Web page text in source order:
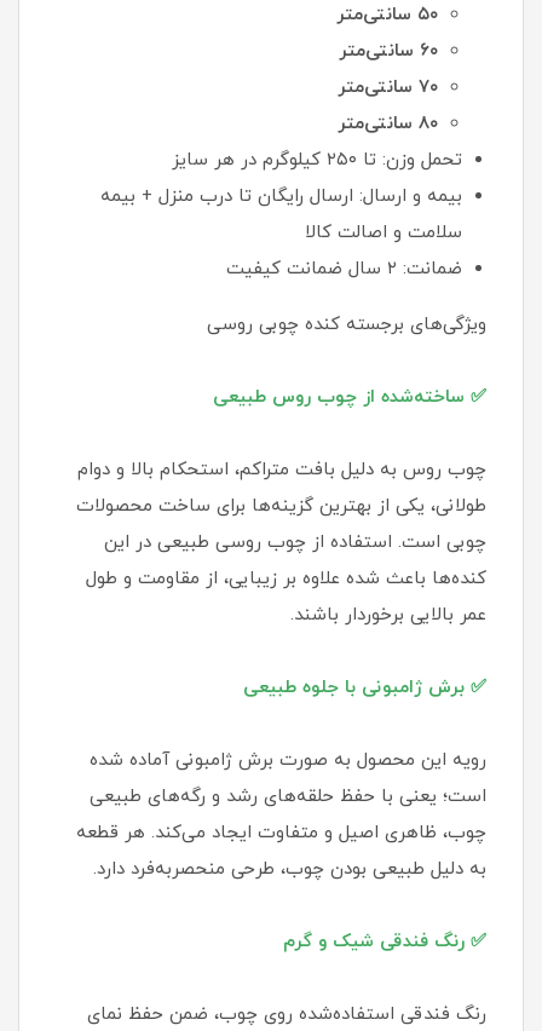
۵۰ سانتی‌متر
۶۰ سانتی‌متر
۷۰ سانتی‌متر
۸۰ سانتی‌متر
تحمل وزن: تا ۲۵۰ کیلوگرم در هر سایز
بیمه و ارسال: ارسال رایگان تا درب منزل + بیمه
سلامت و اصالت کالا
ضمانت: ۲ سال ضمانت کیفیت
ویژگی‌های برجسته کنده چوبی روسی
✅ ساخته‌شده از چوب روس طبیعی
چوب روس به دلیل بافت متراکم، استحکام بالا و دوام
طولانی، یکی از بهترین گزینه‌ها برای ساخت محصولات
چوبی است. استفاده از چوب روسی طبیعی در این
کنده‌ها باعث شده علاوه بر زیبایی، از مقاومت و طول
عمر بالایی برخوردار باشند.
✅ برش ژامبونی با جلوه طبیعی
رویه این محصول به صورت برش ژامبونی آماده شده
است؛ یعنی با حفظ حلقه‌های رشد و رگه‌های طبیعی
چوب، ظاهری اصیل و متفاوت ایجاد می‌کند. هر قطعه
به دلیل طبیعی بودن چوب، طرحی منحصربه‌فرد دارد.
✅ رنگ فندقی شیک و گرم
رنگ فندقی استفاده‌شده روی چوب، ضمن حفظ نمای